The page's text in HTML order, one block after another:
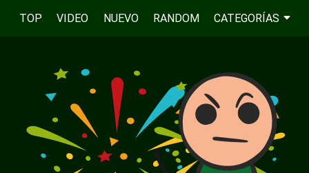
TOP VIDEO NUEVO RANDOM CATEGORÍAS